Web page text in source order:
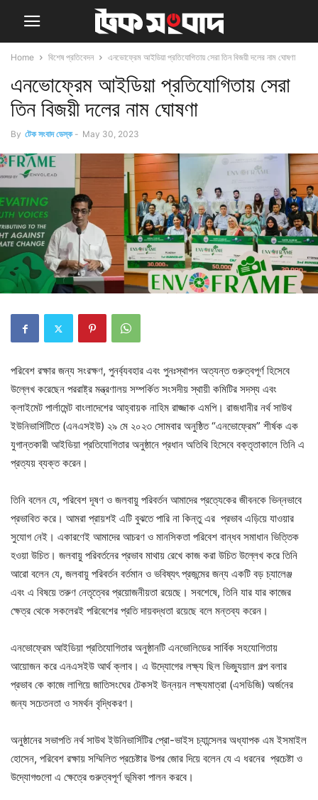
Home বিশেষ প্রতিবেদন এনভোফ্রেম আইডিয়া প্রতিযোগিতায় সেরা তিন বিজয়ী দলের নাম ঘোষণা
এনভোফ্রেম আইডিয়া প্রতিযোগিতায় সেরা
তিন বিজয়ী দলের নাম ঘোষণা
By টেক সংবাদ ডেস্ক - May 30, 2023
পরিবেশ রক্ষার জন্য সংরক্ষণ, পুনর্ব্যবহার এবং পুনঃস্থাপন অত্যন্ত গুরুত্বপূর্ণ হিসেবে
উল্লেখ করেছেন পররাষ্ট্র মন্ত্রণালয় সম্পর্কিত সংসদীয় স্থায়ী কমিটির সদস্য এবং
ক্লাইমেট পার্লামেন্ট বাংলাদেশের আহ্বায়ক নাহিম রাজ্জাক এমপি। রাজধানীর নর্থ সাউথ
ইউনিভার্সিটিতে (এনএসইউ) ২৯ মে ২০২৩ সোমবার অনুষ্ঠিত “এনভোফ্রেম” শীর্ষক এক
যুগান্তকারী আইডিয়া প্রতিযোগিতার অনুষ্ঠানে প্রধান অতিথি হিসেবে বক্তৃতাকালে তিনি এ
প্রত্যয় ব্যক্ত করেন।
তিনি বলেন যে, পরিবেশ দূষণ ও জলবায়ু পরিবর্তন আমাদের প্রত্যেকের জীবনকে ভিন্নভাবে
প্রভাবিত করে। আমরা প্রায়শই এটি বুঝতে পারি না কিন্তু এর প্রভাব এড়িয়ে যাওয়ার
সুযোগ নেই। একারণেই আমাদের আচরণ ও মানসিকতা পরিবেশ বান্ধব সমাধান ভিত্তিক
হওয়া উচিত। জলবায়ু পরিবর্তনের প্রভাব মাথায় রেখে কাজ করা উচিত উল্লেখ করে তিনি
আরো বলেন যে, জলবায়ু পরিবর্তন বর্তমান ও ভবিষ্যৎ প্রজন্মের জন্য একটি বড় চ্যালেঞ্জ
এবং এ বিষয়ে তরুণ নেতৃত্বের প্রয়োজনীয়তা রয়েছে। সবশেষে, তিনি যার যার কাজের
ক্ষেত্র থেকে সকলেরই পরিবেশের প্রতি দায়বদ্ধতা রয়েছে বলে মন্তব্য করেন।
এনভোফ্রেম আইডিয়া প্রতিযোগিতার অনুষ্ঠানটি এনভোলিডের সার্বিক সহযোগিতায়
আয়োজন করে এনএসইউ আর্থ ক্লাব। এ উদ্যোগের লক্ষ্য ছিল ভিজ্যুয়াল গল্প বলার
প্রভাব কে কাজে লাগিয়ে জাতিসংঘের টেকসই উন্নয়ন লক্ষ্যমাত্রা (এসডিজি) অর্জনের
জন্য সচেতনতা ও সমর্থন বৃদ্ধিকরণ।
অনুষ্ঠানের সভাপতি নর্থ সাউথ ইউনিভার্সিটির প্রো-ভাইস চ্যান্সেলর অধ্যাপক এম ইসমাইল
হোসেন, পরিবেশ রক্ষায় সম্মিলিত প্রচেষ্টার উপর জোর দিয়ে বলেন যে এ ধরনের প্রচেষ্টা ও
উদ্যোগগুলো এ ক্ষেত্রে গুরুত্বপূর্ণ ভূমিকা পালন করবে।